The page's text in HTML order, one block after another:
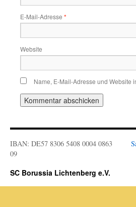
E-Mail-Adresse *
Website
Name, E-Mail-Adresse und Website
IBAN: DE57 8306 5408 0004 0863
09
SC Borussia Lichtenberg e.V.